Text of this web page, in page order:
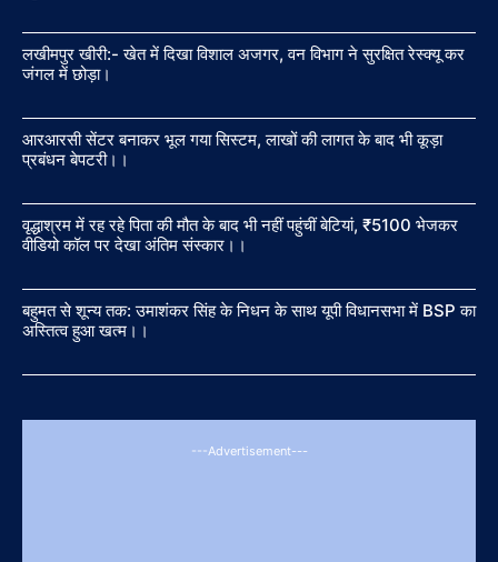
लखीमपुर खीरी:- खेत में दिखा विशाल अजगर, वन विभाग ने सुरक्षित रेस्क्यू कर
जंगल में छोड़ा।
आरआरसी सेंटर बनाकर भूल गया सिस्टम, लाखों की लागत के बाद भी कूड़ा
प्रबंधन बेपटरी।।
वृद्धाश्रम में रह रहे पिता की मौत के बाद भी नहीं पहुंचीं बेटियां, ₹5100 भेजकर
वीडियो कॉल पर देखा अंतिम संस्कार।।
बहुमत से शून्य तक: उमाशंकर सिंह के निधन के साथ यूपी विधानसभा में BSP का
अस्तित्व हुआ खत्म।।
---Advertisement---